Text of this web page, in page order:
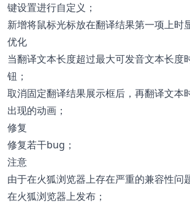
键设置进行自定义；
新增将鼠标光标放在翻译结果第一项上时
优化
当翻译文本长度超过最大可发音文本长度
钮；
取消固定翻译结果展示框后，再翻译文本
出现的动画；
修复
修复若干bug；
注意
由于在火狐浏览器上存在严重的兼容性问
在火狐浏览器上发布；